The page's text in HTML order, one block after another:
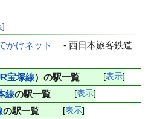
]
かけネット
- 西日本旅客鉄道
表示
宝塚線）の駅一覧
表示
線の駅一覧
表示
の駅一覧